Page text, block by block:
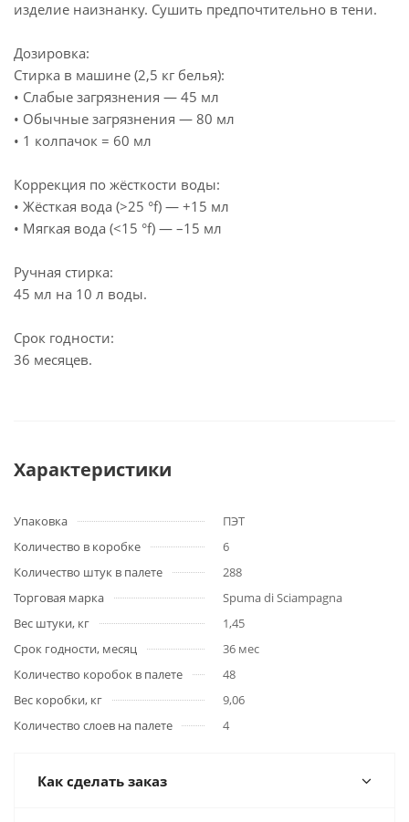
изделие наизнанку. Сушить предпочтительно в тени.
Дозировка:
Стирка в машине (2,5 кг белья):
• Слабые загрязнения — 45 мл
• Обычные загрязнения — 80 мл
• 1 колпачок = 60 мл
Коррекция по жёсткости воды:
• Жёсткая вода (>25 °f) — +15 мл
• Мягкая вода (<15 °f) — –15 мл
Ручная стирка:
45 мл на 10 л воды.
Срок годности:
36 месяцев.
Характеристики
Упаковка
ПЭТ
Количество в коробке
6
Количество штук в палете
288
Торговая марка
Spuma di Sciampagna
Вес штуки, кг
1,45
Срок годности, месяц
36 мес
Количество коробок в палете
48
Вес коробки, кг
9,06
Количество слоев на палете
4
Как сделать заказ